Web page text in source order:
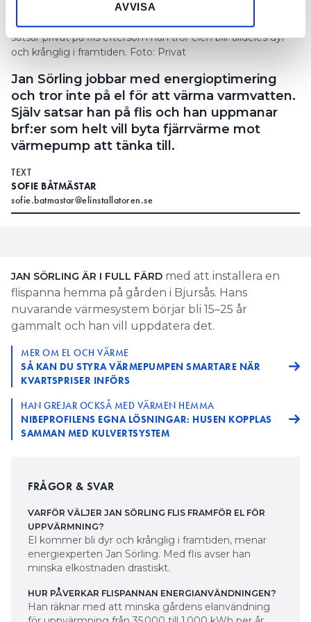
AVVISA
Jan Sörling, energiingenjör som jobbar på Riksbyggen,
satsar privat på flis eftersom han tror elen blir alldeles dyr
och krånglig i framtiden. Foto: Privat
Jan Sörling jobbar med energioptimering
och tror inte på el för att värma varmvatten.
Själv satsar han på flis och han uppmanar
brf:er som helt vill byta fjärrvärme mot
värmepump att tänka till.
TEXT
SOFIE BÅTMÄSTAR
sofie.batmastar@elinstallatoren.se
JAN SÖRLING ÄR I FULL FÄRD med att installera en
flispanna hemma på gården i Bjursås. Hans
nuvarande värmesystem börjar bli 15–25 år
gammalt och han vill uppdatera det.
MER OM EL OCH VÄRME
SÅ KAN DU STYRA VÄRMEPUMPEN SMARTARE NÄR
KVARTSPRISER INFÖRS
HAN GREJAR OCKSÅ MED VÄRMEN HEMMA
NIBEPROFILENS EGNA LÖSNINGAR: HUSEN KOPPLAS
SAMMAN MED KULVERTSYSTEM
FRÅGOR & SVAR
VARFÖR VÄLJER JAN SÖRLING FLIS FRAMFÖR EL FÖR
UPPVÄRMNING?
El kommer bli dyr och krånglig i framtiden, menar
energiexperten Jan Sörling. Med flis avser han
minska elkostnaden drastiskt.
HUR PÅVERKAR FLISPANNAN ENERGIANVÄNDNINGEN?
Han räknar med att minska gårdens elanvändning